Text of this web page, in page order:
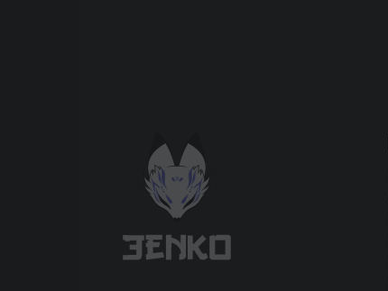
крутих нововведень
Підтримати проєкт